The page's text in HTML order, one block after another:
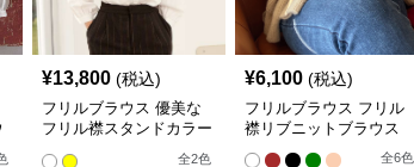
¥13,800 (税込)
フリルブラウス 優美な
フリル襟スタンドカラー
全2色
¥6,100 (税込)
フリルブラウス フリル
襟リブニットブラウス
全6色